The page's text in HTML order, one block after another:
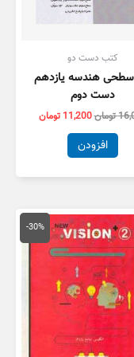
کتب دست دو
هندسه یازدهم
دست دوم
تومان11,200 تومان
افزودن
-30%
قیمت
اصلی
20,000 تومان
بود.
قیمت
فعلی